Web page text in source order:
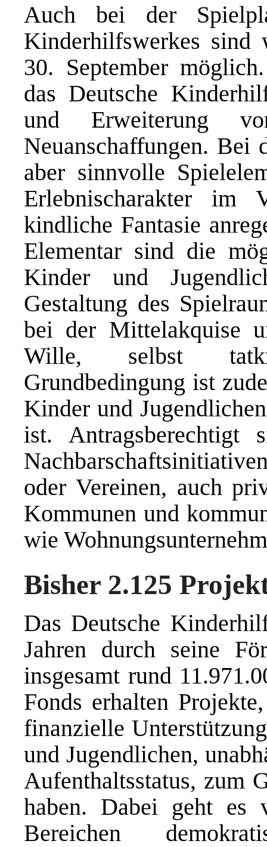
Auch bei der
Kinderhilfswerkes sind
30. September
das Deutsche
und Erweiterung
Neuanschaffungen. Bei
aber sinnvolle
Erlebnischarakter im
kindliche Fantasie
Elementar sind die
Kinder und
Gestaltung des
bei der Mittelakquise
Wille, selbst
Grundbedingung ist
Kinder und
ist.
oder Vereinen, auch
Kommunen und
wie
Bisher 2.125
Das Deutsche
Jahren durch seine
insgesamt rund
Fonds erhalten
finanzielle
und Jugendlichen,
Aufenthaltsstatus, zum
haben. Dabei geht
Bereichen